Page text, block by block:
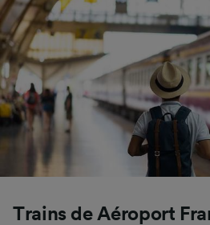
Trains de Aéroport